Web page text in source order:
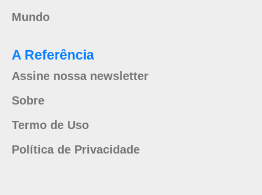
Mundo
A Referência
Assine nossa newsletter
Sobre
Termo de Uso
Política de Privacidade